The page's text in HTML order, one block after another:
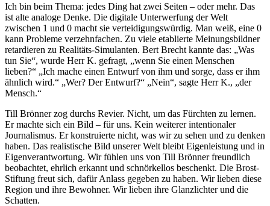
Ich bin beim Thema: jedes Ding hat zwei Seiten – oder mehr. Das
ist alte analoge Denke. Die digitale Unterwerfung der Welt
zwischen 1 und 0 macht sie verteidigungswürdig. Man weiß, eine 0
kann Probleme verzehnfachen. Zu viele etablierte Meinungsbildner
retardieren zu Realitäts-Simulanten. Bert Brecht kannte das: „Was
tun Sie“, wurde Herr K. gefragt, „wenn Sie einen Menschen
lieben?“ „Ich mache einen Entwurf von ihm und sorge, dass er ihm
ähnlich wird.“ „Wer? Der Entwurf?“ „Nein“, sagte Herr K., „der
Mensch.“
Till Brönner zog durchs Revier. Nicht, um das Fürchten zu lernen.
Er machte sich ein Bild – für uns. Kein weiterer intentionaler
Journalismus. Er konstruierte nicht, was wir zu sehen und zu denken
haben. Das realistische Bild unserer Welt bleibt Eigenleistung und in
Eigenverantwortung. Wir fühlen uns von Till Brönner freundlich
beobachtet, ehrlich erkannt und schnörkellos beschenkt. Die Brost-
Stiftung freut sich, dafür Anlass gegeben zu haben. Wir lieben diese
Region und ihre Bewohner. Wir lieben ihre Glanzlichter und die
Schatten.